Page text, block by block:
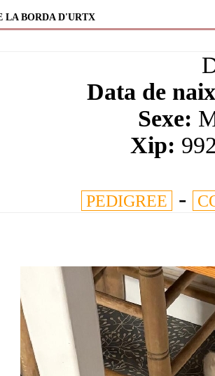
LA BORDA D'URTX
Data de
Sexe:
Xip:
PEDIGREE -